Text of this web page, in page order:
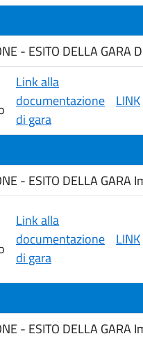
- ESITO DELLA
Link alla
documentazione
di gara
LINK
- ESITO DELLA GARA
Link alla
documentazione
di gara
LINK
- ESITO DELLA